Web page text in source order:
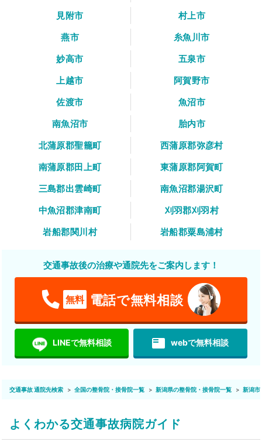
見附市
村上市
燕市
糸魚川市
妙高市
五泉市
上越市
阿賀野市
佐渡市
魚沼市
南魚沼市
胎内市
北蒲原郡聖籠町
西蒲原郡弥彦村
南蒲原郡田上町
東蒲原郡阿賀町
三島郡出雲崎町
南魚沼郡湯沢町
中魚沼郡津南町
刈羽郡刈羽村
岩船郡関川村
岩船郡粟島浦村
交通事故後の治療や通院先をご案内します！
無料 電話で無料相談
LINEで無料相談 featured_play_list webで無料相談
交通事故 通院先検索 全国の整骨院・接骨院一覧 新潟県の整骨院・接骨院一覧 新潟市
よくわかる交通事故病院ガイド